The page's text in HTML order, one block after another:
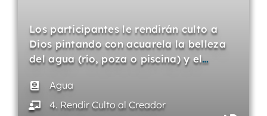
Los participantes le rendirán culto a
Dios pintando con acuarela la belleza
del agua (río, poza o piscina) y el…
Agua
4. Rendir Culto al Creador